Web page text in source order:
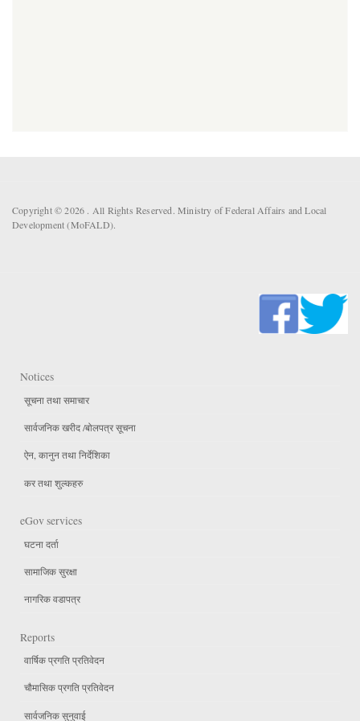
Copyright © 2026 . All Rights Reserved. Ministry of Federal Affairs and Local
Development (MoFALD).
Notices
सूचना तथा समाचार
सार्वजनिक खरीद /बोलपत्र सूचना
ऐन, कानुन तथा निर्देशिका
कर तथा शुल्कहरु
eGov services
घटना दर्ता
सामाजिक सुरक्षा
नागरिक वडापत्र
Reports
वार्षिक प्रगति प्रतिवेदन
चौमासिक प्रगति प्रतिवेदन
सार्वजनिक सुनुवाई